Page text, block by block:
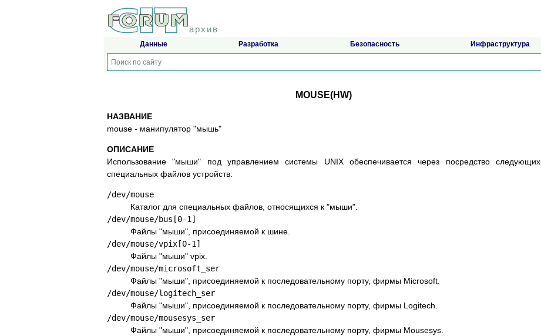
архив
Данные Разработка Безопасность Инфраструктура
MOUSE(HW)
НАЗВАНИЕ
mouse - манипулятор "мышь"
ОПИСАНИЕ
Использование "мыши" под управлением системы UNIX обеспечивается через посредство следующих
специальных файлов устройств:
/dev/mouse
Каталог для специальных файлов, относящихся к "мыши".
/dev/mouse/bus[0-1]
Файлы "мыши", присоединяемой к шине.
/dev/mouse/vpix[0-1]
Файлы "мыши" vpix.
/dev/mouse/microsoft_ser
Файлы "мыши", присоединяемой к последовательному порту, фирмы Microsoft.
/dev/mouse/logitech_ser
Файлы "мыши", присоединяемой к последовательному порту, фирмы Logitech.
/dev/mouse/mousesys_ser
Файлы "мыши", присоединяемой к последовательному порту, фирмы Mousesys.